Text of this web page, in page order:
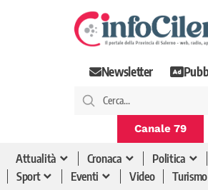
Newsletter
Canale 79
Attualità Cronaca Politica
Sport
Eventi Video Turismo